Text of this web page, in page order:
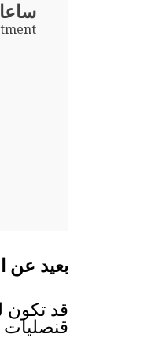
بعيد عن
قد تكون
قنصليات